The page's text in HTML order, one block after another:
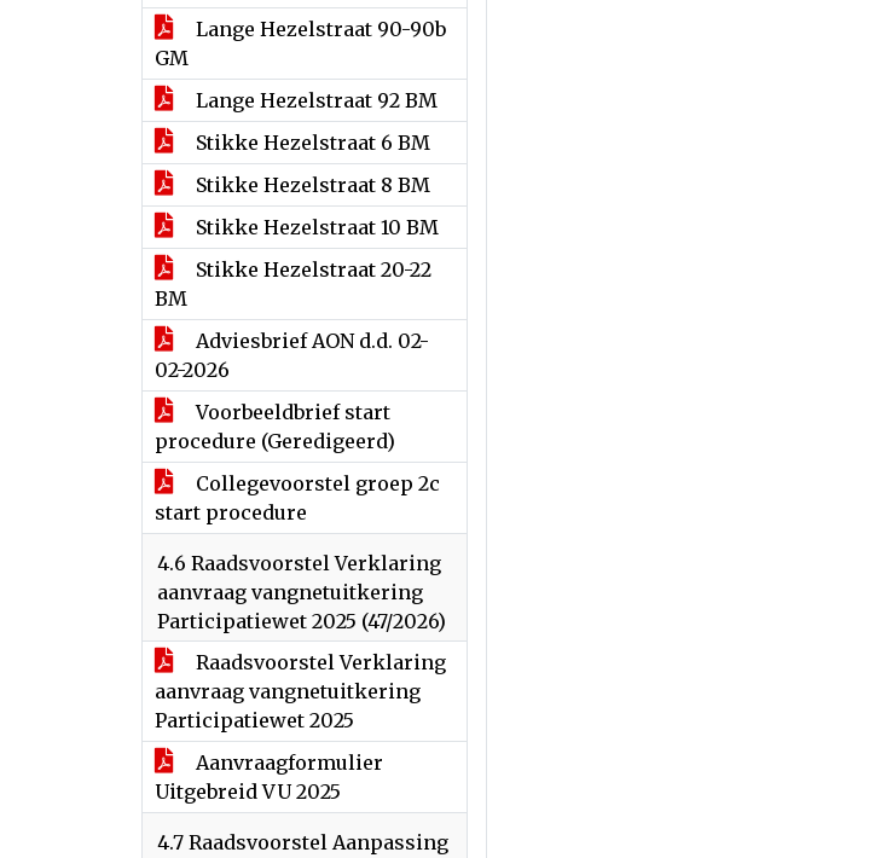
Lange Hezelstraat 90-90b
GM
Lange Hezelstraat 92 BM
Stikke Hezelstraat 6 BM
Stikke Hezelstraat 8 BM
Stikke Hezelstraat 10 BM
Stikke Hezelstraat 20-22
BM
Adviesbrief AON d.d. 02-
02-2026
Voorbeeldbrief start
procedure (Geredigeerd)
Collegevoorstel groep 2c
start procedure
4.6 Raadsvoorstel Verklaring
aanvraag vangnetuitkering
Participatiewet 2025 (47/2026)
Raadsvoorstel Verklaring
aanvraag vangnetuitkering
Participatiewet 2025
Aanvraagformulier
Uitgebreid VU 2025
4.7 Raadsvoorstel Aanpassing